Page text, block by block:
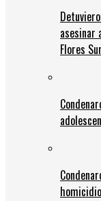
asesinar
Flores Sur